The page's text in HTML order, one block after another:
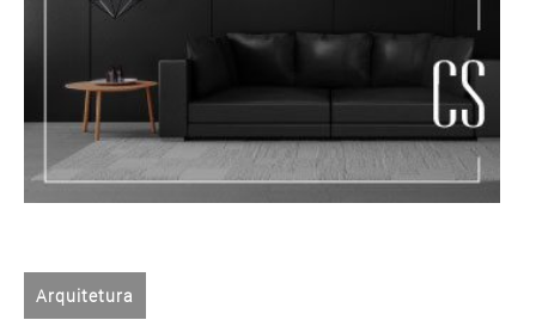
Arquitetura